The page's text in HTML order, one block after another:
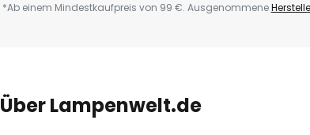
*Ab einem Mindestkaufpreis von 99 €. Ausgenommene
Über Lampenwelt.de